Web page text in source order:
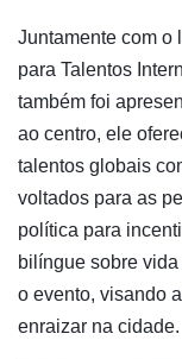
Juntamente com o
para Talentos
também foi
ao centro, ele
talentos globais
voltados para as
política para
bilíngue sobre
o evento, visando
enraizar na cidade.